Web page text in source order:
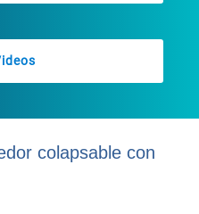
colapsable con